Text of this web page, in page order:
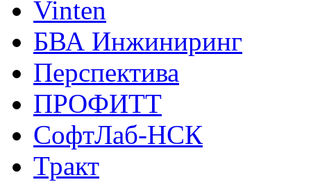
Vinten
БВА Инжиниринг
Перспектива
ПРОФИТТ
СофтЛаб-НСК
Тракт